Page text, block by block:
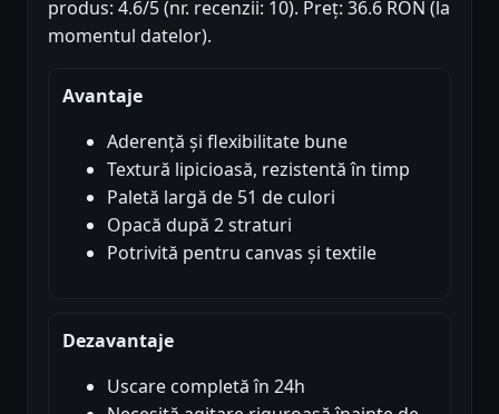
produs: 4.6/5 (nr. recenzii: 10). Preț: 36.6 RON (la
momentul datelor).
Avantaje
Aderență și flexibilitate bune
Textură lipicioasă, rezistentă în timp
Paletă largă de 51 de culori
Opacă după 2 straturi
Potrivită pentru canvas și textile
Dezavantaje
Uscare completă în 24h